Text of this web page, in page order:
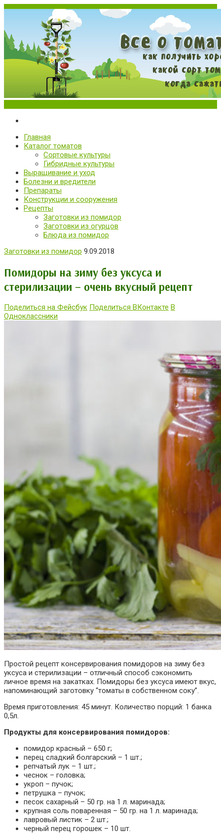
Все о томатах. Выращивание томатов. Сорта и рассада.
Выращивание и уход за томатами
Главная
Каталог томатов
Сортовые культуры
Гибридные культуры
Выращивание и уход
Болезни и вредители
Препараты
Конструкции и сооружения
Рецепты
Заготовки из помидор
Заготовки из огурцов
Блюда из помидор
Заготовки из помидор 9.09.2018
Помидоры на зиму без уксуса и
стерилизации – очень вкусный рецепт
Поделиться на Фейсбук Поделиться ВКонтакте В
Одноклассники
Простой рецепт консервирования помидоров на зиму без
уксуса и стерилизации – отличный способ сэкономить
личное время на закатках. Помидоры без уксуса имеют вкус,
напоминающий заготовку “томаты в собственном соку”.
Время приготовления: 45 минут. Количество порций: 1 банка
0,5л.
Продукты для консервирования помидоров:
помидор красный – 650 г;
перец сладкий болгарский – 1 шт.;
репчатый лук – 1 шт.;
чеснок – головка;
укроп – пучок;
петрушка – пучок;
песок сахарный – 50 гр. на 1 л. маринада;
крупная соль поваренная – 50 гр. на 1 л. маринада;
лавровый листик – 2 шт.;
черный перец горошек – 10 шт.